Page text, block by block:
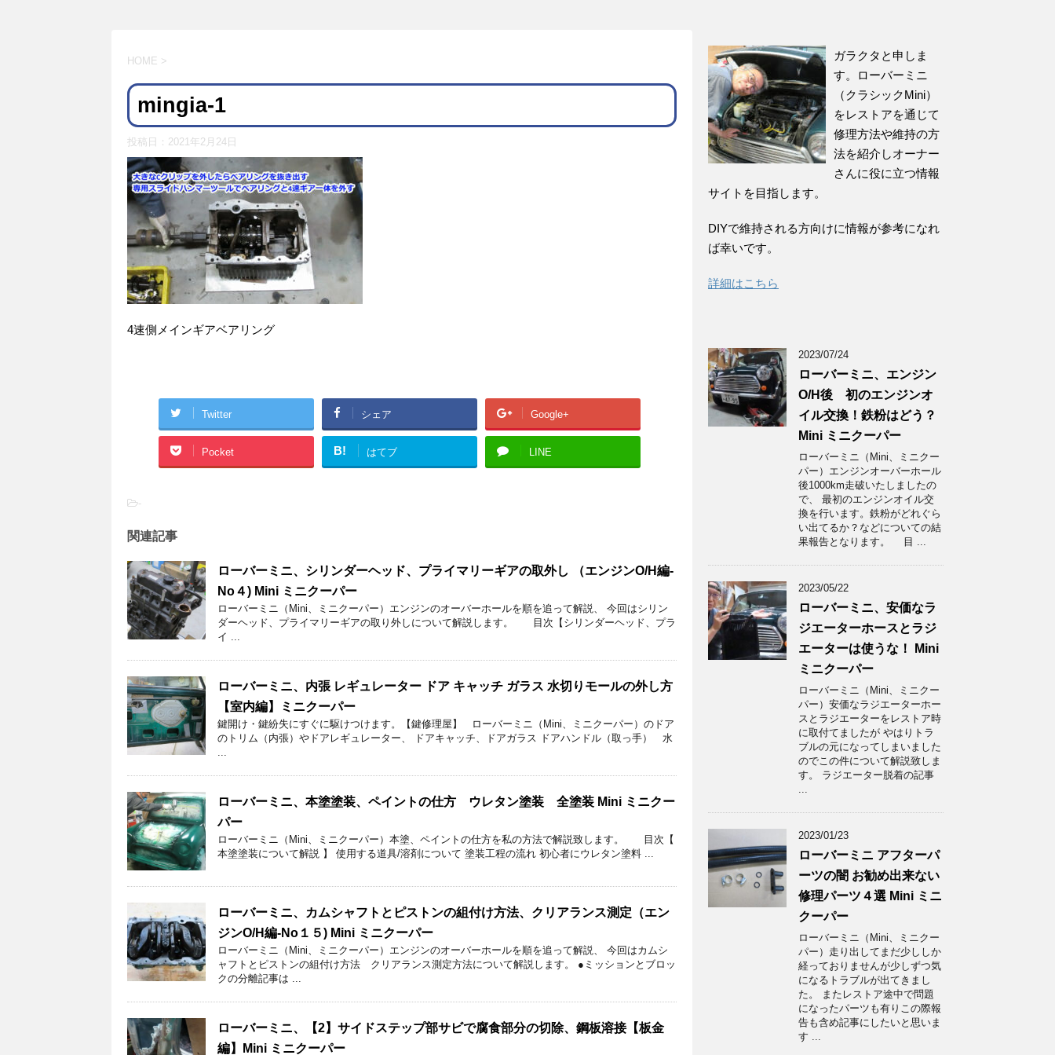
HOME >
mingia-1
投稿日： 2021年2月24日
4速側メインギアベアリング
Twitter シェア Google+
Pocket B! はてブ LINE
-
関連記事
ローバーミニ、シリンダーヘッド、プライマリーギアの取外し （エンジンO/H編-
No４) Mini ミニクーパー
ローバーミニ（Mini、ミニクーパー）エンジンのオーバーホールを順を追って解説、 今回はシリン
ダーヘッド、プライマリーギアの取り外しについて解説します。 目次【シリンダーヘッド、プラ
イ ...
ローバーミニ、内張 レギュレーター ドア キャッチ ガラス 水切りモールの外し方
【室内編】ミニクーパー
鍵開け・鍵紛失にすぐに駆けつけます。【鍵修理屋】 ローバーミニ（Mini、ミニクーパー）のドア
のトリム（内張）やドアレギュレーター、 ドアキャッチ、ドアガラス ドアハンドル（取っ手） 水
...
ローバーミニ、本塗塗装、ペイントの仕方 ウレタン塗装 全塗装 Mini ミニクー
パー
ローバーミニ（Mini、ミニクーパー）本塗、ペイントの仕方を私の方法で解説致します。 目次【
本塗塗装について解説 】 使用する道具/溶剤について 塗装工程の流れ 初心者にウレタン塗料 ...
ローバーミニ、カムシャフトとピストンの組付け方法、クリアランス測定（エン
ジンO/H編-No１５) Mini ミニクーパー
ローバーミニ（Mini、ミニクーパー）エンジンのオーバーホールを順を追って解説、 今回はカムシ
ャフトとピストンの組付け方法 クリアランス測定方法について解説します。 ●ミッションとブロッ
クの分離記事は ...
ローバーミニ、【2】サイドステップ部サビで腐食部分の切除、鋼板溶接【板金
編】Mini ミニクーパー
ガラクタと申しま
す。ローバーミニ
（クラシックMini）
をレストアを通じて
修理方法や維持の方
法を紹介しオーナー
さんに役に立つ情報
サイトを目指します。
DIYで維持される方向けに情報が参考になれ
ば幸いです。
詳細はこちら
2023/07/24
ローバーミニ、エンジン
O/H後 初のエンジンオ
イル交換！鉄粉はどう？
Mini ミニクーパー
ローバーミニ（Mini、ミニクー
パー）エンジンオーバーホール
後1000km走破いたしましたの
で、 最初のエンジンオイル交
換を行います。鉄粉がどれぐら
い出てるか？などについての結
果報告となります。 目 ...
2023/05/22
ローバーミニ、安価なラ
ジエーターホースとラジ
エーターは使うな！ Mini
ミニクーパー
ローバーミニ（Mini、ミニクー
パー）安価なラジエーターホー
スとラジエーターをレストア時
に取付てましたが やはりトラ
ブルの元になってしまいました
のでこの件について解説致しま
す。 ラジエーター脱着の記事
...
2023/01/23
ローバーミニ アフターパ
ーツの闇 お勧め出来ない
修理パーツ４選 Mini ミニ
クーパー
ローバーミニ（Mini、ミニクー
パー）走り出してまだ少ししか
経っておりませんが少しずつ気
になるトラブルが出てきまし
た。 またレストア途中で問題
になったパーツも有りこの際報
告も含め記事にしたいと思いま
す ...